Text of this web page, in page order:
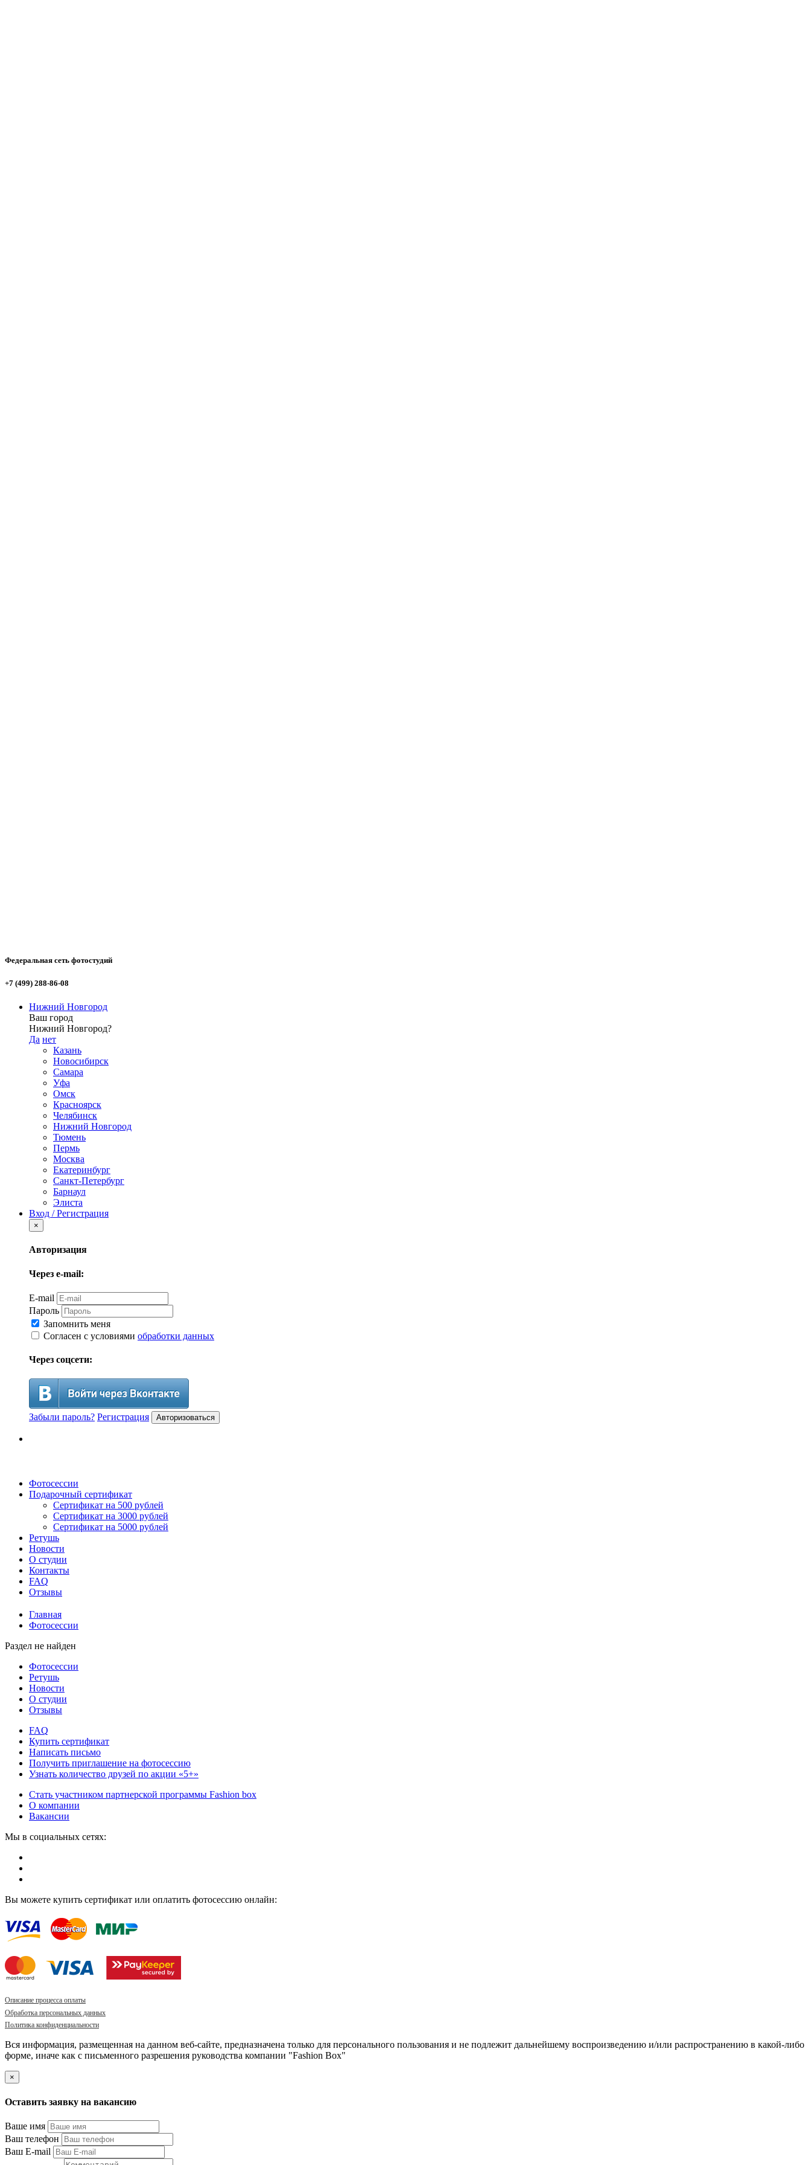
Федеральная сеть фотостудий
+7 (499) 288-86-08
Нижний Новгород
Ваш город
Нижний Новгород?
Да нет
Казань
Новосибирск
Самара
Уфа
Омск
Красноярск
Челябинск
Нижний Новгород
Тюмень
Пермь
Москва
Екатеринбург
Санкт-Петербург
Барнаул
Элиста
Вход / Регистрация
×
Авторизация
Через e-mail:
E-mail
Пароль
Запомнить меня
Согласен с условиями обработки данных
Через соцсети:
Забыли пароль? Регистрация Авторизоваться
Фотосессии
Подарочный сертификат
Сертификат на 500 рублей
Сертификат на 3000 рублей
Сертификат на 5000 рублей
Ретушь
Новости
О студии
Контакты
FAQ
Отзывы
Главная
Фотосессии
Раздел не найден
Фотосессии
Ретушь
Новости
О студии
Отзывы
FAQ
Купить сертификат
Написать письмо
Получить приглашение на фотосессию
Узнать количество друзей по акции «5+»
Стать участником партнерской программы Fashion box
О компании
Вакансии
Мы в социальных сетях:
Вы можете купить сертификат или оплатить фотосессию онлайн:
Описание процесса оплаты
Обработка персональных данных
Политика конфиденциальности
Вся информация, размещенная на данном веб-сайте, предназначена только для персонального пользования и не подлежит дальнейшему воспроизведению и/или распространению в какой-либо
форме, иначе как с письменного разрешения руководства компании "Fashion Box"
×
Оставить заявку на вакансию
Ваше имя
Ваш телефон
Ваш E-mail